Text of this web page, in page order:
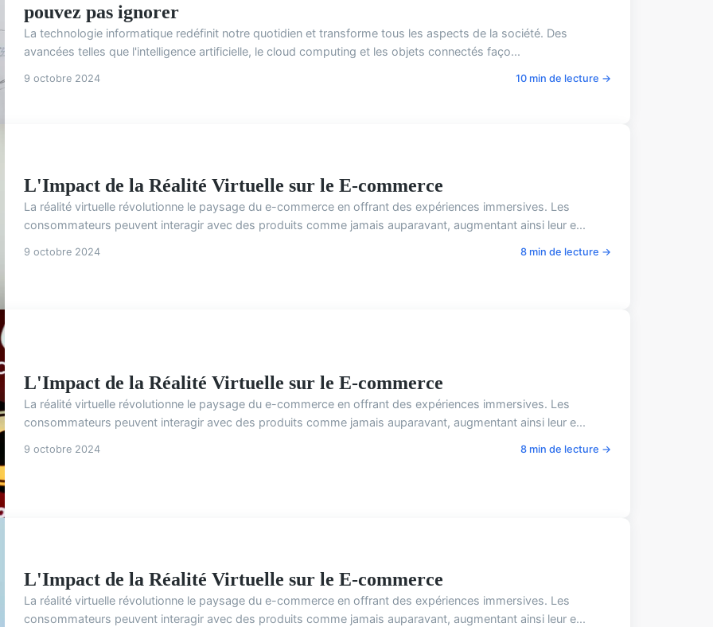
pouvez pas ignorer
La technologie informatique redéfinit notre quotidien et transforme tous les aspects de la société. Des
avancées telles que l'intelligence artificielle, le cloud computing et les objets connectés faço...
9 octobre 2024 10 min de lecture →
L'Impact de la Réalité Virtuelle sur le E-commerce
La réalité virtuelle révolutionne le paysage du e-commerce en offrant des expériences immersives. Les
consommateurs peuvent interagir avec des produits comme jamais auparavant, augmentant ainsi leur e...
9 octobre 2024 8 min de lecture →
L'Impact de la Réalité Virtuelle sur le E-commerce
La réalité virtuelle révolutionne le paysage du e-commerce en offrant des expériences immersives. Les
consommateurs peuvent interagir avec des produits comme jamais auparavant, augmentant ainsi leur e...
9 octobre 2024 8 min de lecture →
L'Impact de la Réalité Virtuelle sur le E-commerce
La réalité virtuelle révolutionne le paysage du e-commerce en offrant des expériences immersives. Les
consommateurs peuvent interagir avec des produits comme jamais auparavant, augmentant ainsi leur e...